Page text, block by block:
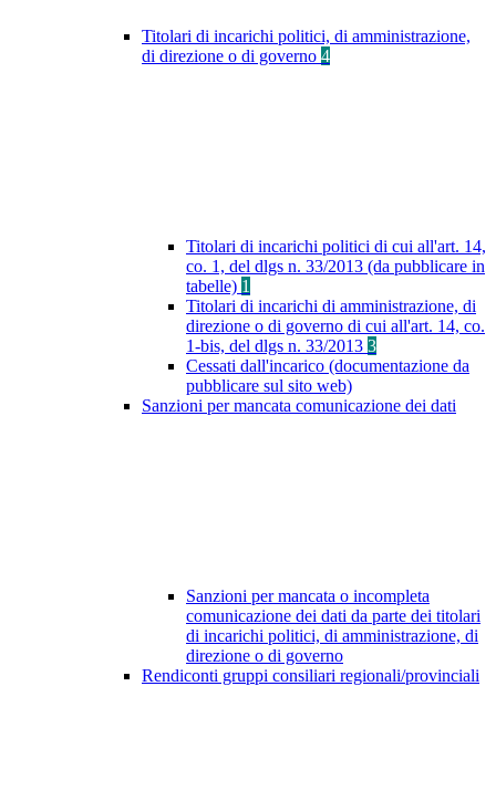
Titolari di incarichi politici, di amministrazione,
di direzione o di governo 4
Titolari di incarichi politici di cui all'art. 14,
co. 1, del dlgs n. 33/2013 (da pubblicare in
tabelle) 1
Titolari di incarichi di amministrazione, di
direzione o di governo di cui all'art. 14, co.
1-bis, del dlgs n. 33/2013 3
Cessati dall'incarico (documentazione da
pubblicare sul sito web)
Sanzioni per mancata comunicazione dei dati
Sanzioni per mancata o incompleta
comunicazione dei dati da parte dei titolari
di incarichi politici, di amministrazione, di
direzione o di governo
Rendiconti gruppi consiliari regionali/provinciali